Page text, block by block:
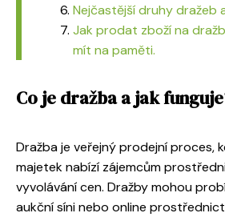
Nejčastější druhy dražeb
Jak prodat zboží na
mít na paměti.
Co je dražba a jak
Dražba je veřejný prodejní proces,
majetek nabízí zájemcům
vyvolávání cen. Dražby mohou
aukční síni nebo online